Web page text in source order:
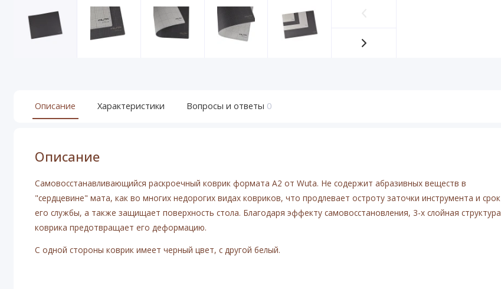
Описание Характеристики Вопросы и ответы 0
Описание
Самовосстанавливающийся раскроечный коврик формата А2 от Wuta. Не содержит абразивных веществ в
"сердцевине" мата, как во многих недорогих видах ковриков, что продлевает остроту заточки инструмента и срок
его службы, а также защищает поверхность стола. Благодаря эффекту самовосстановления, 3-х слойная структура
коврика предотвращает его деформацию.
С одной стороны коврик имеет черный цвет, с другой белый.